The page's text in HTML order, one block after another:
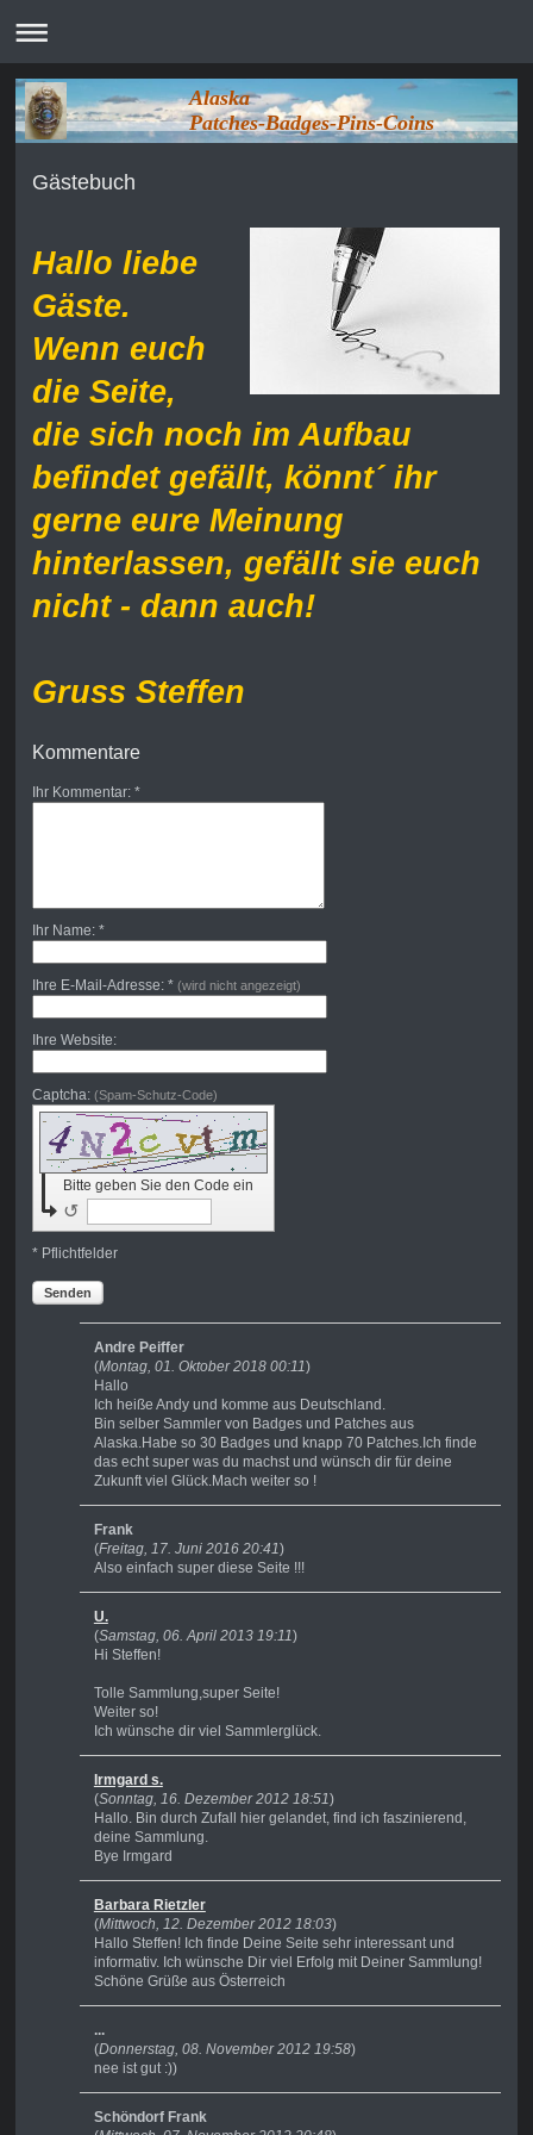
Alaska
Patches-Badges-Pins-Coins
Gästebuch
Hallo liebe
Gäste.
Wenn euch
die Seite,
die sich noch im Aufbau
befindet gefällt, könnt´ ihr
gerne eure Meinung
hinterlassen, gefällt sie euch
nicht - dann auch!
Gruss Steffen
Kommentare
Ihr Kommentar: *
Ihr Name: *
Ihre E-Mail-Adresse: * (wird nicht angezeigt)
Ihre Website:
Captcha: (Spam-Schutz-Code)
Bitte geben Sie den Code ein
↺
* Pflichtfelder
Senden
Andre Peiffer
(Montag, 01. Oktober 2018 00:11)
Hallo
Ich heiße Andy und komme aus Deutschland.
Bin selber Sammler von Badges und Patches aus
Alaska.Habe so 30 Badges und knapp 70 Patches.Ich finde
das echt super was du machst und wünsch dir für deine
Zukunft viel Glück.Mach weiter so !
Frank
(Freitag, 17. Juni 2016 20:41)
Also einfach super diese Seite !!!
U.
(Samstag, 06. April 2013 19:11)
Hi Steffen!
Tolle Sammlung,super Seite!
Weiter so!
Ich wünsche dir viel Sammlerglück.
Irmgard s.
(Sonntag, 16. Dezember 2012 18:51)
Hallo. Bin durch Zufall hier gelandet, find ich faszinierend,
deine Sammlung.
Bye Irmgard
Barbara Rietzler
(Mittwoch, 12. Dezember 2012 18:03)
Hallo Steffen! Ich finde Deine Seite sehr interessant und
informativ. Ich wünsche Dir viel Erfolg mit Deiner Sammlung!
Schöne Grüße aus Österreich
...
(Donnerstag, 08. November 2012 19:58)
nee ist gut :))
Schöndorf Frank